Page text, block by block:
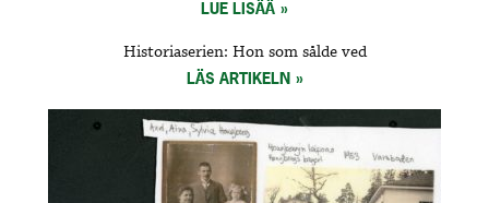
LUE LISÄÄ
Historiaserien: Hon som sålde ved
LÄS ARTIKELN